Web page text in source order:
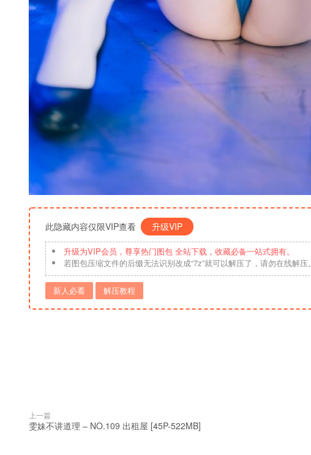
此隐藏内容仅限VIP查看 升级VIP
升级为VIP会员，尊享热门图包 全站下载，收藏必备一站式拥有。
若图包压缩文件的后缀无法识别改成“7z”就可以解压了，请勿在线解压。
新人必看 解压教程
上一篇
雯妹不讲道理 – NO.109 出租屋 [45P-522MB]